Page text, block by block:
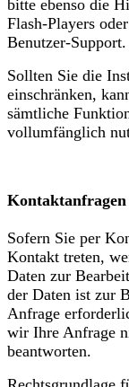
bitte ebenso die
Flash-Players
Benutzer-Support.
Sollten Sie die
einschränken,
sämtliche
vollumfänglich
Sofern Sie per
Kontakt treten,
Daten zur
der Daten ist zur
Anfrage
wir Ihre Anfrage
beantworten.